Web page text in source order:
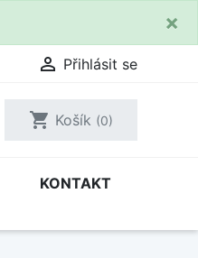
×
 Přihlásit se
shopping_cart Košík (0)
KONTAKT